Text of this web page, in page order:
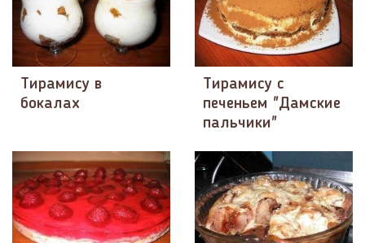
Тирамису в
бокалах
Тирамису с
печеньем "Дамские
пальчики"